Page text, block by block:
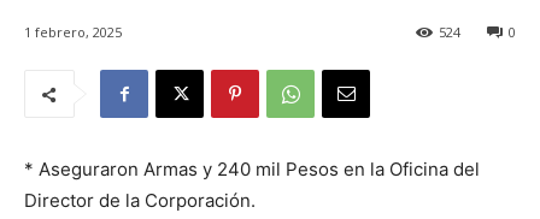
1 febrero, 2025 0
524
* Aseguraron Armas y 240 mil Pesos en la Oficina del
Director de la Corporación.